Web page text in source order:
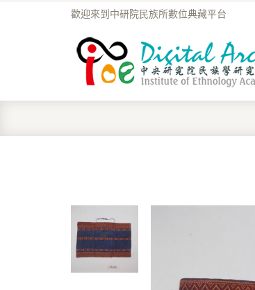
歡迎來到中研院民族所數位典藏平台